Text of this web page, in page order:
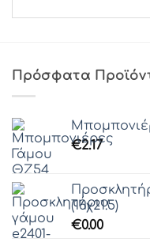
Πρόσφατα
€2.17
(16χ21.5)
€0.00